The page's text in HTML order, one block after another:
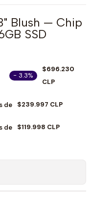
Blush — Chip
SSD
- 3.3%
$696.230
CLP
de $239.997 CLP
de $119.998 CLP